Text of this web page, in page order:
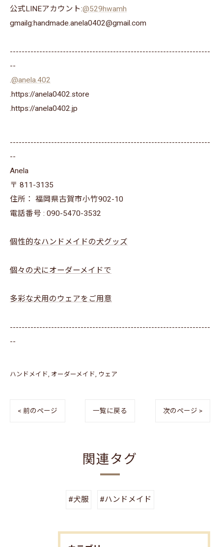
公式LINEアカウント:@529hwamh
gmailg:handmade.anela0402@gmail.com
--------------------------------------------------------------------
--
.@anela.402
.https://anela0402.store
⁡.https://anela0402.jp⁡⁡
--------------------------------------------------------------------
--
Anela
〒 811-3135
住所： 福岡県古賀市小竹902-10
電話番号 : 090-5470-3532
個性的なハンドメイドの犬グッズ
個々の犬にオーダーメイドで
多彩な犬用のウェアをご用意
--------------------------------------------------------------------
--
ハンドメイド オーダーメイド ウェア
< 前のページ 一覧に戻る 次のページ >
関連タグ
#犬服 #ハンドメイド